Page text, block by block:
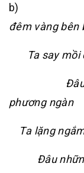
đêm vàng bên
Ta say mồi
Đâu
phương ngàn
Ta lặng
Đâu những